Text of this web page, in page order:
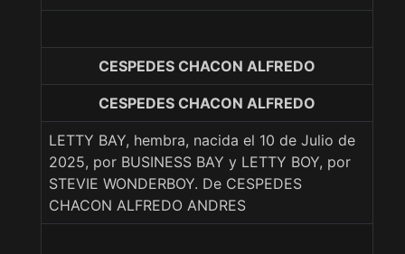
CESPEDES CHACON ALFREDO
CESPEDES CHACON ALFREDO
LETTY BAY, hembra, nacida el 10 de Julio de
2025, por BUSINESS BAY y LETTY BOY, por
STEVIE WONDERBOY. De CESPEDES
CHACON ALFREDO ANDRES